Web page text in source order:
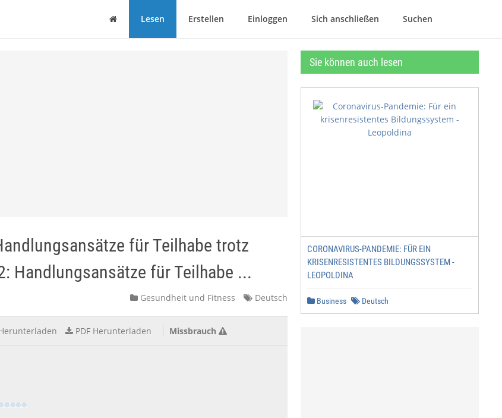
Haus Lesen Erstellen Einloggen Sich anschließen Suchen
für Teilhabe trotz
Handlungsansätze für Teilhabe ...
Gesundheit und Fitness Deutsch
PDF Herunterladen Missbrauch
Sie können auch lesen
CORONAVIRUS-PANDEMIE: FÜR EIN
KRISENRESISTENTES BILDUNGSSYSTEM -
LEOPOLDINA
Business Deutsch